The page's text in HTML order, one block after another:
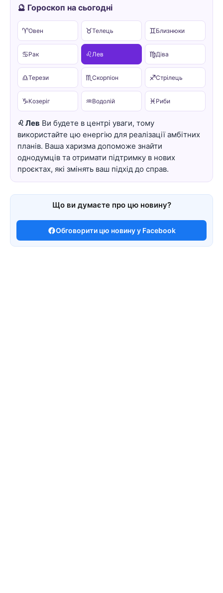
🔮 Гороскоп на сьогодні
♈Овен ♉Телець ♊Близнюки
♋Рак ♌ Лев ♍Діва
♎Терези ♏Скорпіон ♐Стрілець
♑Козеріг ♒Водолій ♓ Риби
♌ Лев Ви будете в центрі уваги, тому
використайте цю енергію для реалізації амбітних
планів. Ваша харизма допоможе знайти
однодумців та отримати підтримку в нових
проєктах, які змінять ваш підхід до справ.
Що ви думаєте про цю новину?
Обговорити цю новину у Facebook